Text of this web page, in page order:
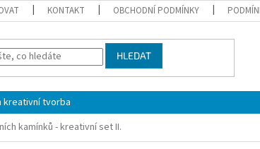
KONTAKT OBCHODNÍ PODMÍNKY
HLEDAT
kreativní tvorba
kamínků - kreativní set II.